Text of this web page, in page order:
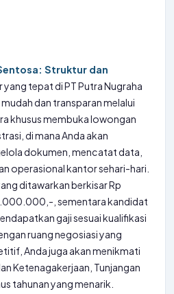
Struktur dan
yang tepat di PT Putra Nugraha
dan transparan melalui
khusus membuka lowongan
di mana Anda akan
dokumen, mencatat data,
operasional kantor sehari-hari.
ditawarkan berkisar Rp
, sementara kandidat
gaji sesuai kualifikasi
ruang negosiasi yang
Anda juga akan menikmati
Ketenagakerjaan, Tunjangan
tahunan yang menarik.